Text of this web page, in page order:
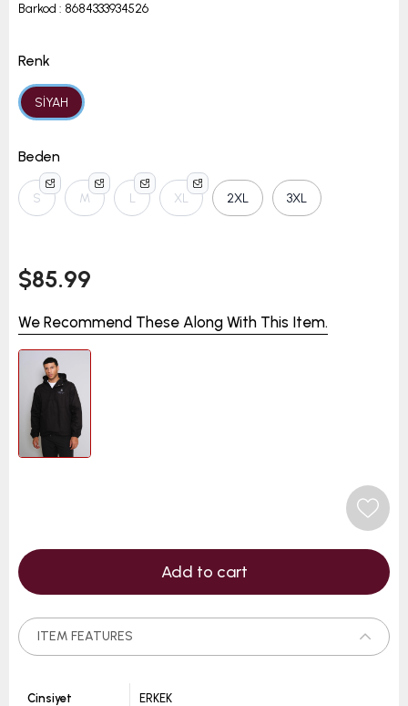
Barkod : 8684333934526
Renk
SİYAH
Beden
S M L XL 2XL 3XL
$85.99
We Recommend These Along With This Item.
ITEM FEATURES
Cinsiyet ERKEK